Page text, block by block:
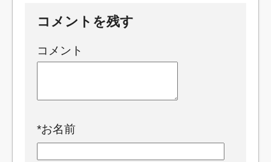
コメントを残す
コメント
*お名前